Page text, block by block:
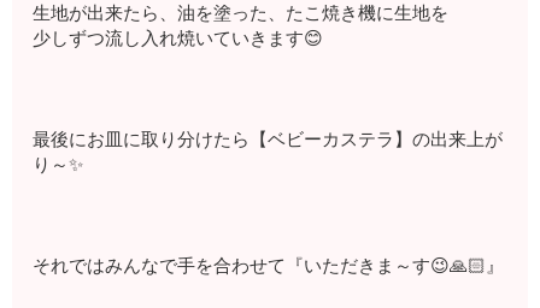
生地が出来たら、油を塗った、たこ焼き機に生地を
少しずつ流し入れ焼いていきます😊
最後にお皿に取り分けたら【ベビーカステラ】の出来上が
り～✨
それではみんなで手を合わせて『いただきま～す😉🙏🏻』